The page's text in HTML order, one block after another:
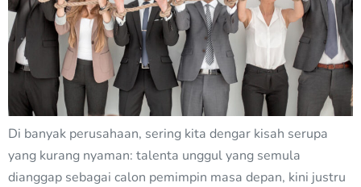
Di banyak perusahaan, sering kita dengar kisah serupa
yang kurang nyaman: talenta unggul yang semula
dianggap sebagai calon pemimpin masa depan, kini justru